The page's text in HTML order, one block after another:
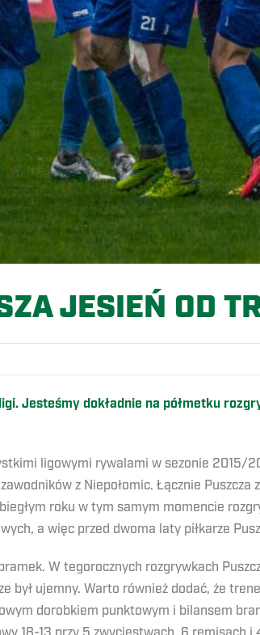
JESIEŃ OD
Jesteśmy dokładnie na półmetku
ligowymi rywalami w sezonie 2015/
z Niepołomic. Łącznie
roku w tym samym momencie
a więc przed dwoma laty piłkarze
W tegorocznych rozgrywkach
był ujemny. Warto również dodać, że
dorobkiem punktowym i bilansem